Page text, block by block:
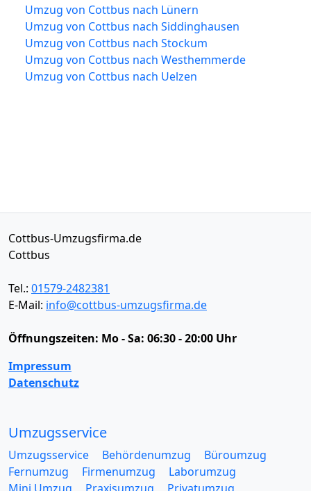
Umzug von Cottbus nach Lünern
Umzug von Cottbus nach Siddinghausen
Umzug von Cottbus nach Stockum
Umzug von Cottbus nach Westhemmerde
Umzug von Cottbus nach Uelzen
Cottbus-Umzugsfirma.de
Cottbus
Tel.: 01579-2482381
E-Mail: info@cottbus-umzugsfirma.de
Öffnungszeiten: Mo - Sa: 06:30 - 20:00 Uhr
Impressum
Datenschutz
Umzugsservice
Umzugsservice Behördenumzug
Büroumzug
Fernumzug
Firmenumzug
Laborumzug
Mini Umzug
Praxisumzug
Privatumzug